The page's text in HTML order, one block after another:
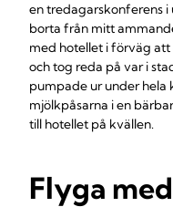
en tredagarskonferens
borta från mitt
med hotellet i förväg
och tog reda på var i
pumpade ur under hela
mjölkpåsarna i en
till hotellet på kvällen.
Flyga